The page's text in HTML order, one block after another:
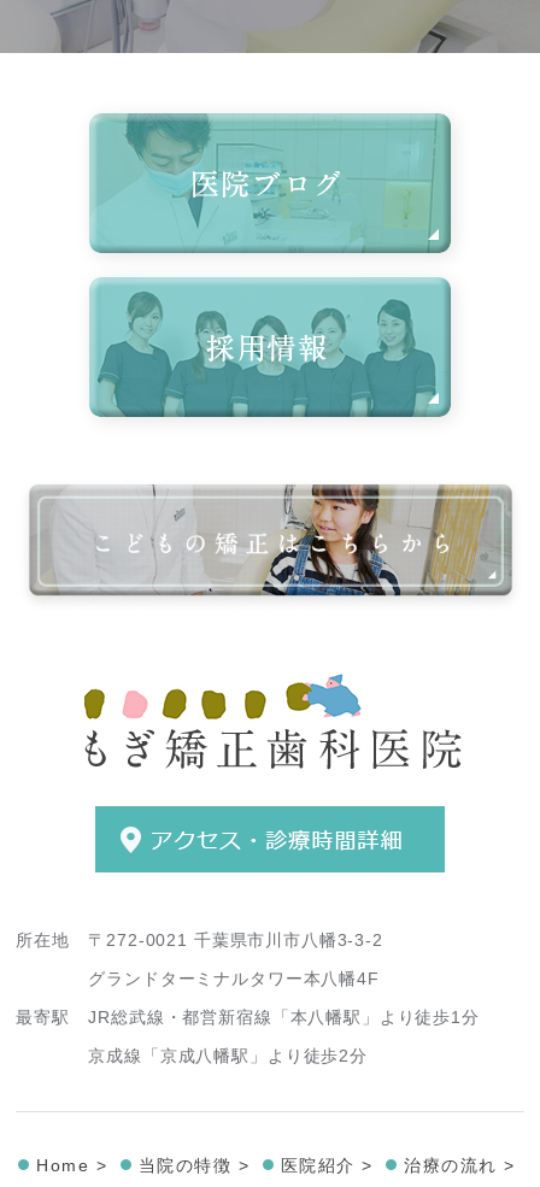
所在地
〒272-0021 千葉県市川市八幡3-3-2
グランドターミナルタワー本八幡4F
最寄駅
JR総武線・都営新宿線「本八幡駅」より徒歩1分
京成線「京成八幡駅」より徒歩2分
Home > 当院の特徴 > 医院紹介 > 治療の流れ >